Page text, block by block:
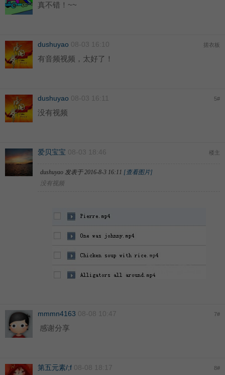
真不错！~~
dushuyao 08-03 16:10 搓衣板
有音频视频，太好了！
dushuyao 08-03 16:11 5#
没有视频
爱贝宝宝 08-03 18:46 楼主
dushuyao 发表于 2016-8-3 16:11 [查看图片]
没有视频
mmmn4163 08-08 10:47 7#
感谢分享
第五元素/;f 08-08 18:17 8#